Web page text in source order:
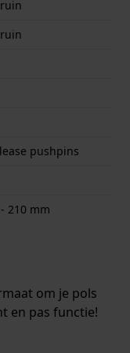
pushpins
210 mm
om je pols
en pas functie!